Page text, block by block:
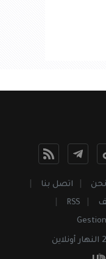
اتصل بنا
RSS